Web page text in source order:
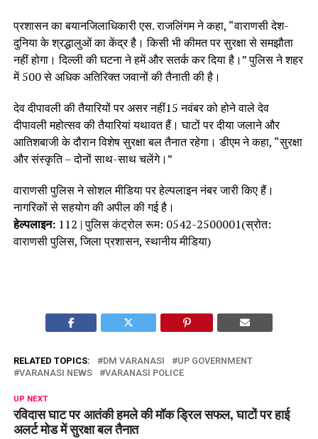
प्रशासन का बयानजिलाधिकारी एस. राजलिंगम ने कहा, “वाराणसी देश-
दुनिया के श्रद्धालुओं का केंद्र है। किसी भी कीमत पर सुरक्षा से समझौता
नहीं होगा। दिल्ली की घटना ने हमें और सतर्क कर दिया है।” पुलिस ने शहर
में 500 से अधिक अतिरिक्त जवानों की तैनाती की है।
देव दीपावली की तैयारियों पर असर नहीं15 नवंबर को होने वाले देव
दीपावली महोत्सव की तैयारियां यथावत हैं। घाटों पर दीया जलाने और
आतिशबाजी के दौरान विशेष सुरक्षा बल तैनात रहेगा। डीएम ने कहा, “सुरक्षा
और संस्कृति – दोनों साथ-साथ चलेंगे।”
वाराणसी पुलिस ने सोशल मीडिया पर हेल्पलाइन नंबर जारी किए हैं।
नागरिकों से सहयोग की अपील की गई है।
हेल्पलाइन: 112 | पुलिस कंट्रोल रूम: 0542-2500001(स्रोत:
वाराणसी पुलिस, जिला प्रशासन, स्थानीय मीडिया)
RELATED TOPICS: DM VARANASI
UP GOVERNMENT
VARANASI NEWS
VARANASI POLICE
UP NEXT
रविदास घाट पर आतंकी हमले की मॉक ड्रिल सफल, घाटों पर हाई
अलर्ट मोड में सुरक्षा बल तैनात